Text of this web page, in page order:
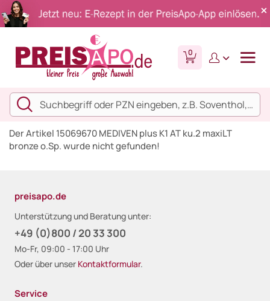
0
Der Artikel 15069670 MEDIVEN plus K1 AT ku.2 maxiLT
bronze o.Sp. wurde nicht gefunden!
preisapo.de
Unterstützung und Beratung unter:
+49 (0)800 / 20 33 300
Mo-Fr, 09:00 - 17:00 Uhr
Oder über unser Kontaktformular.
Service